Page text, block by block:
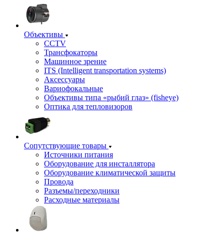
Объективы
CCTV
Трансфокаторы
Машинное зрение
ITS (Intelligent transportation systems)
Аксессуары
Вариофокальные
Объективы типа «рыбий глаз» (fisheye)
Оптика для тепловизоров
Сопутствующие товары
Источники питания
Оборудование для инсталлятора
Оборудование климатической защиты
Провода
Разъемы/переходники
Расходные материалы